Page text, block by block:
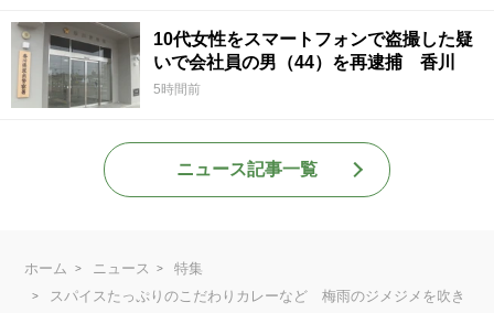
10代女性をスマートフォンで盗撮した疑
いで会社員の男（44）を再逮捕 香川
5時間前
ニュース記事一覧
ホーム ニュース
特集
スパイスたっぷりのこだわりカレーなど 梅雨のジメジメを吹き